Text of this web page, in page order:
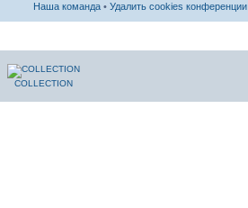
Наша команда • Удалить cookies конференции
COLLECTION